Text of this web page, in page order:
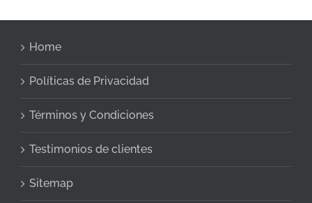
Home
Políticas de Privacidad
Términos y Condiciones
Testimonios de clientes
Sitemap